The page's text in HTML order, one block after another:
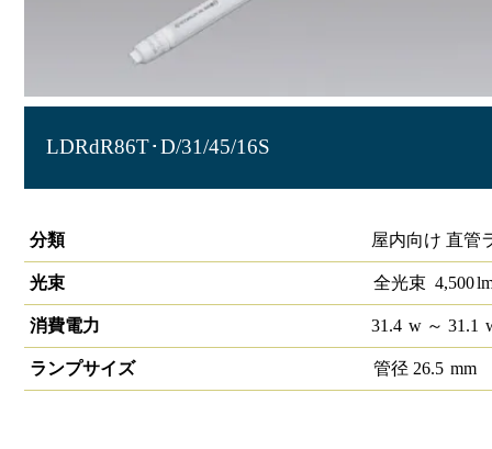
LDRdR86T･D/31/45/16S
分類
屋内向け 直管
光束 全光束 4,500
消費電力 31.4 w～ 31.1
ランプサイズ 管径 26.5 mm